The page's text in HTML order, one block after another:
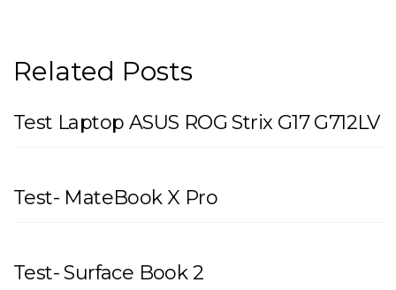
Related Posts
Test Laptop ASUS ROG Strix G17 G712LV
Test- MateBook X Pro
Test- Surface Book 2